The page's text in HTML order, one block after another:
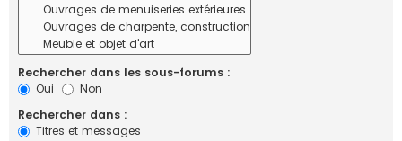
Rechercher dans les sous-forums :
Oui
Non
Rechercher dans :
Titres et messages